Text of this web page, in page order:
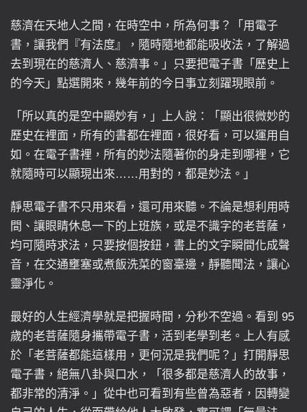
慈濟在天地人之間，在時空中，所為何事？「用電子
書，讓我們『有法度』，隨時隨地都能吸收法，了解過
去到現在的慈濟人、慈濟事。」只要把電子書「歷史上
的今天」點選開來，幾年前的今日事立刻躍現眼前。
「所以真的是空中顯妙有，」上人說：「顯出很微妙的
歷史在裡面，所有的書都在裡面，很好看，可以運用自
如。在電子書裡，所有的妙法隨著你的身走到哪裡，它
就隨時可以顯現出來……用對的，都是妙法。」
靜思電子書不只用來看，還可用來聽。不論是想利用時
間、讓眼睛休息一下的上班族，或是不識字的老菩薩，
均可隨時求法，只要按個按鈕，書上的文字瞬間化成聲
音，在交通壅塞或煮飯洗菜的窗臺邊，靜聽聞法，讓心
靈淨化。
最好的人生經濟學就是把握時間，分秒不空過。看到 95
歲的老菩薩隨身攜帶電子書，活到老學到老。上人有感
於「老菩薩都能這樣用，更何況是我們呢？」打開靜思
電子書，絕無八卦與口水，「很多都是慈濟人的故事，
都非常的清淨。」從中也可看到有些曾為惡者，因轉變